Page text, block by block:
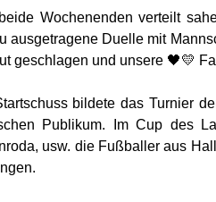
Wochenenden verteilt
ausgetragene Duelle mit
geschlagen und unsere 🖤💛
bildete das Turnier
Publikum. Im Cup des
usw. die Fußballer aus